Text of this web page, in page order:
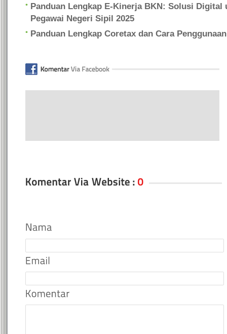
Panduan Lengkap E-Kinerja BKN: Solusi
Pegawai Negeri Sipil 2025
Panduan Lengkap Coretax dan Cara